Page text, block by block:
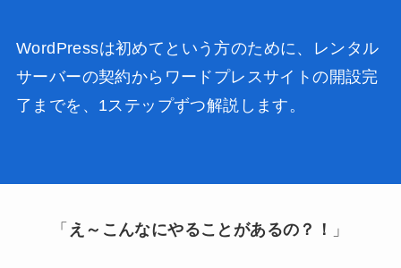
WordPressは初めてという方のために、レンタル
サーバーの契約からワードプレスサイトの開設完
了までを、1ステップずつ解説します。
「 え～こんなにやることがあるの？！ 」